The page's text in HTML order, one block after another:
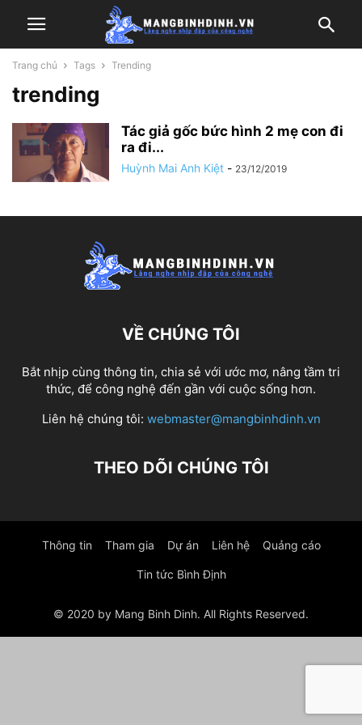
Trang chủ Tags Trending
trending
Tác giả gốc bức hình 2 mẹ con đi
ra đi...
Huỳnh Mai Anh Kiệt - 23/12/2019
VỀ CHÚNG TÔI
Bắt nhịp cùng thông tin, chia sẻ với ước mơ, nâng tầm tri
thức, để công nghệ đến gần với cuộc sống hơn.
Liên hệ chúng tôi: webmaster@mangbinhdinh.vn
THEO DÕI CHÚNG TÔI
Thông tin Tham gia Dự án Liên hệ Quảng cáo
Tin tức Bình Định
© 2020 by Mang Binh Dinh. All Rights Reserved.